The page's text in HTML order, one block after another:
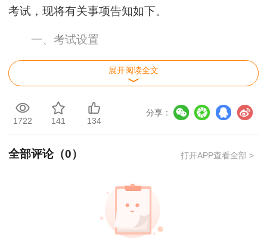
考试，现将有关事项告知如下。
一、考试设置
（一）考试时间、科目和题型
注：“安全生产法律法规”“安全生产管理”“安全
专业科目。其中，专业科目分煤矿安全、金属非金
属矿山安全、化工安全、金属冶炼安全、建筑施工
安全、道路运输安全和其他安全（不包括消防安
展开阅读全文
1722 141 134
分享：
全部评论（0） 打开APP查看全部 >